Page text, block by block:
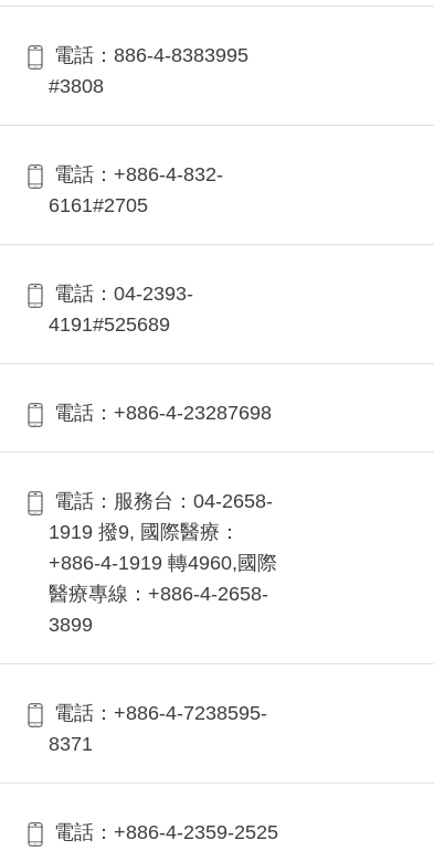
電話：886-4-8383995
#3808
電話：+886-4-832-
6161#2705
電話：04-2393-
4191#525689
電話：+886-4-23287698
電話：服務台：04-2658-
1919 撥9, 國際醫療：
+886-4-1919 轉4960,國際
醫療專線：+886-4-2658-
3899
電話：+886-4-7238595-
8371
電話：+886-4-2359-2525